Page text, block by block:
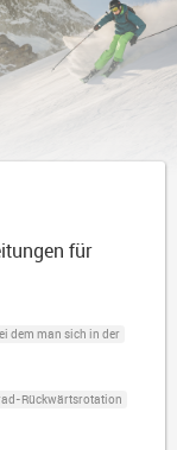
für
dem man sich in der
Rückwärtsrotation